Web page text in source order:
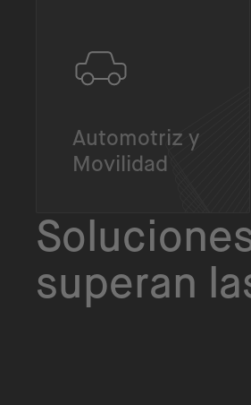
Automotriz y
Movilidad
superan